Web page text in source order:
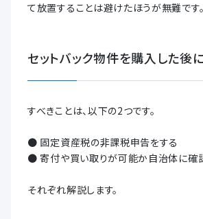
て放置することは避けたほうが無難です。
セットバック物件を購入した後
すべきことは、以下の2つです。
● 固定資産税の非課税申告をする
● 寄付や買い取りが可能か自治体に確
それぞれ解説します。